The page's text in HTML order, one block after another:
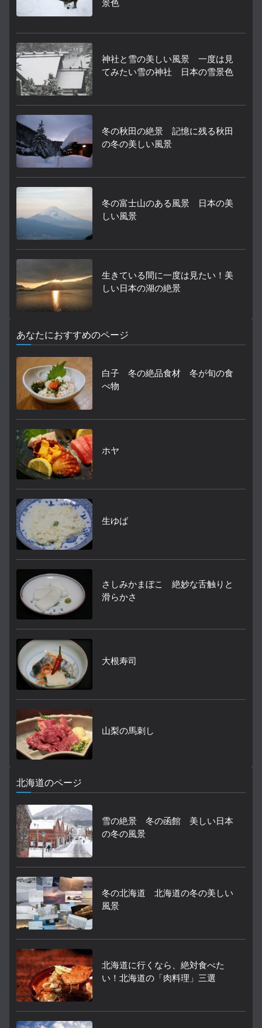
景色
神社と雪の美しい風景 一度は見
てみたい雪の神社 日本の雪景色
冬の秋田の絶景 記憶に残る秋田
の冬の美しい風景
冬の富士山のある風景 日本の美
しい風景
生きている間に一度は見たい！美
しい日本の湖の絶景
あなたにおすすめのページ
白子 冬の絶品食材 冬が旬の食
べ物
ホヤ
生ゆば
さしみかまぼこ 絶妙な舌触りと
滑らかさ
大根寿司
山梨の馬刺し
北海道のページ
雪の絶景 冬の函館 美しい日本
の冬の風景
冬の北海道 北海道の冬の美しい
風景
北海道に行くなら、絶対食べた
い！北海道の「肉料理」三選